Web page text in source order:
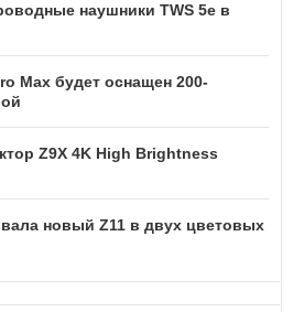
наушники TWS 5e в
Max будет оснащен 200-
Z9X 4K High Brightness
новый Z11 в двух цветовых